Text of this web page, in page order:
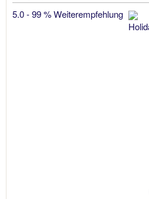
5.0 - 99 % Weiterempfehlung